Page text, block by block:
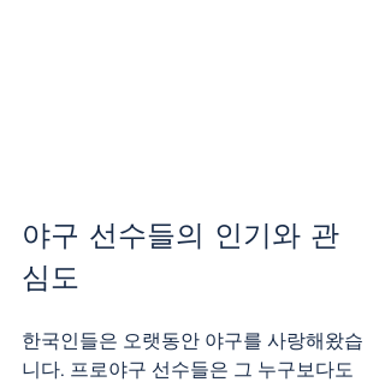
야구 선수들의 인기와 관
심도
한국인들은 오랫동안 야구를 사랑해왔습
니다. 프로야구 선수들은 그 누구보다도